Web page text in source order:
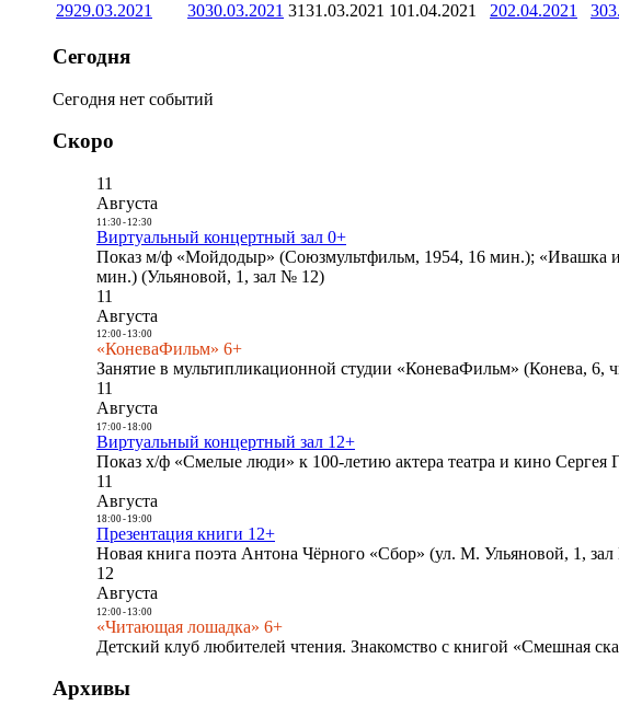
2929.03.2021 3030.03.2021 3131.03.2021 101.04.2021 202.04.2021 3
Сегодня
Сегодня нет событий
Скоро
11
Августа
11:30- 12:30
Виртуальный концертный зал 0+
Показ м/ф «Мойдодыр» (Союзмультфильм, 1954, 16 мин.); «Ивашка
мин.) (Ульяновой, 1, зал № 12)
11
Августа
12:00- 13:00
«КоневаФильм» 6+
Занятие в мультипликационной студии «КоневаФильм» (Конева, 6,
11
Августа
17:00- 18:00
Виртуальный концертный зал 12+
Показ х/ф «Смелые люди» к 100-летию актера театра и кино
11
Августа
18:00- 19:00
Презентация книги 12+
Новая книга поэта Антона Чёрного «Сбор» (ул. М. Ульяновой, 1,
12
Августа
12:00- 13:00
«Читающая лошадка» 6+
Детский клуб любителей чтения. Знакомство с книгой «Смешная
Архивы